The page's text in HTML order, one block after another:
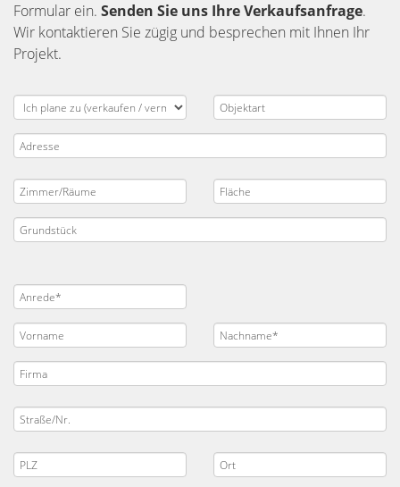
Formular ein. Senden Sie uns Ihre Verkaufsanfrage.
Wir kontaktieren Sie zügig und besprechen mit Ihnen Ihr
Projekt.